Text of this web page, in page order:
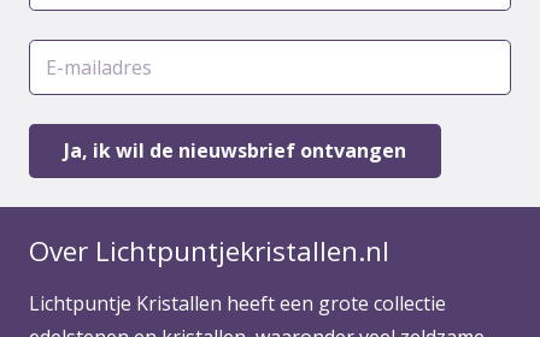
Over Lichtpuntjekristallen.nl
Lichtpuntje Kristallen heeft een grote collectie